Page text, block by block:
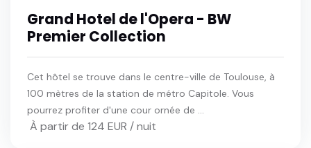
Grand Hotel de l'Opera - BW
Premier Collection
Cet hôtel se trouve dans le centre-ville de Toulouse, à
100 mètres de la station de métro Capitole. Vous
pourrez profiter d'une cour ornée de ...
À partir de 124 EUR / nuit